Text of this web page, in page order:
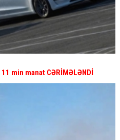
11 min manat CƏRİMƏLƏNDİ